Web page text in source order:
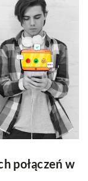
połączeń w